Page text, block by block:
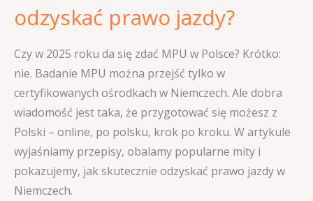
odzyskać prawo jazdy?
Czy w 2025 roku da się zdać MPU w Polsce? Krótko:
nie. Badanie MPU można przejść tylko w
certyfikowanych ośrodkach w Niemczech. Ale dobra
wiadomość jest taka, że przygotować się możesz z
Polski – online, po polsku, krok po kroku. W artykule
wyjaśniamy przepisy, obalamy popularne mity i
pokazujemy, jak skutecznie odzyskać prawo jazdy w
Niemczech.
jazdy?